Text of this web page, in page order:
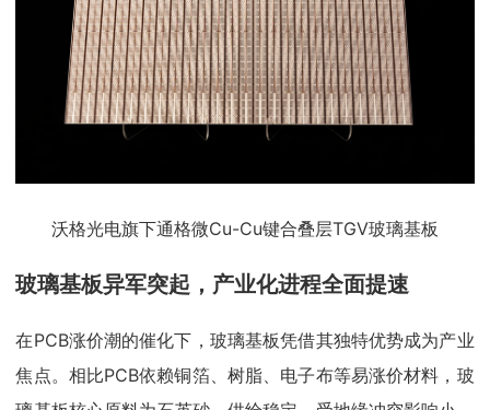
沃格光电旗下通格微Cu-Cu键合叠层TGV玻璃基板
玻璃基板异军突起，产业化进程全面提速
在PCB涨价潮的催化下，玻璃基板凭借其独特优势成为产业
焦点。相比PCB依赖铜箔、树脂、电子布等易涨价材料，玻